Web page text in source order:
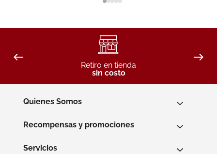
Retiro en tienda
sin costo
Quienes Somos
Recompensas y promociones
Servicios